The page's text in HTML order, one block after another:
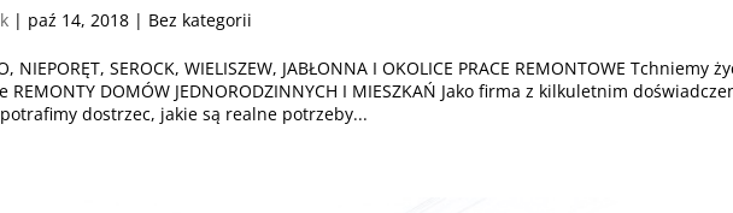
| paź 14, 2018 | Bez kategorii
NIEPORĘT, SEROCK, WIELISZEW, JABŁONNA I OKOLICE PRACE REMONTOWE Tchniemy
DOMÓW JEDNORODZINNYCH I MIESZKAŃ Jako firma z kilkuletnim
dostrzec, jakie są realne potrzeby...